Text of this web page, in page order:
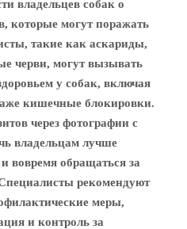
владельцев собак о
которые могут поражать
такие как аскариды,
черви, могут вызывать
у собак, включая
кишечные блокировки.
через фотографии с
владельцам лучше
вовремя обращаться за
рекомендуют
меры,
и контроль за